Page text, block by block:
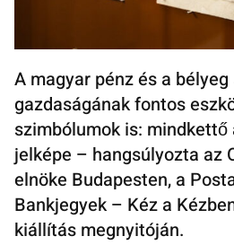
A magyar pénz és a
gazdaságának fontos
szimbólumok is: mindkettő
jelképe – hangsúlyozta az
elnöke Budapesten, a
Bankjegyek – Kéz a
kiállítás megnyitóján.